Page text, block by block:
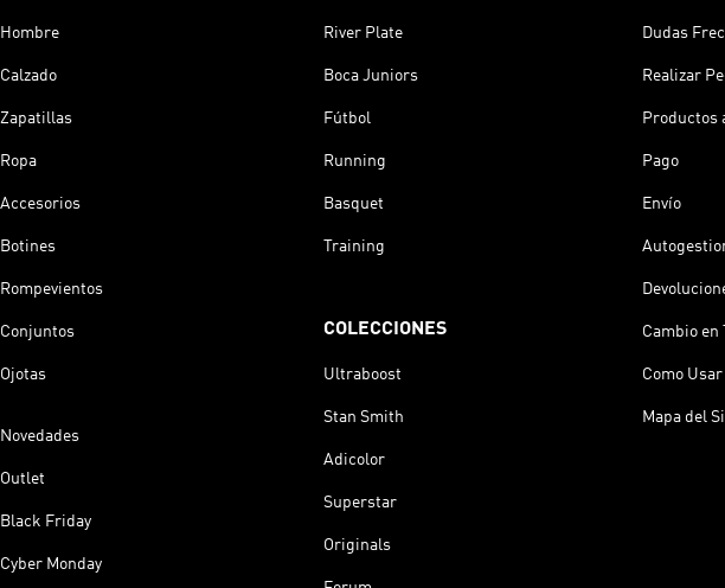
Hombre
Calzado
Zapatillas
Ropa
Accesorios
Botines
Rompevientos
Conjuntos
Ojotas
Novedades
Outlet
Black Friday
Cyber Monday
River Plate
Boca Juniors
Fútbol
Running
Basquet
Training
COLECCIONES
Ultraboost
Stan Smith
Adicolor
Superstar
Originals
Dudas
Realizar
Productos
Pago
Envío
Cambio en
Como
Mapa del